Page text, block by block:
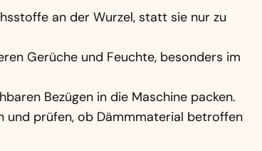
an der Wurzel, statt sie nur zu
Gerüche und Feuchte, besonders im
Bezügen in die Maschine packen.
und prüfen, ob Dämmmaterial betroffen